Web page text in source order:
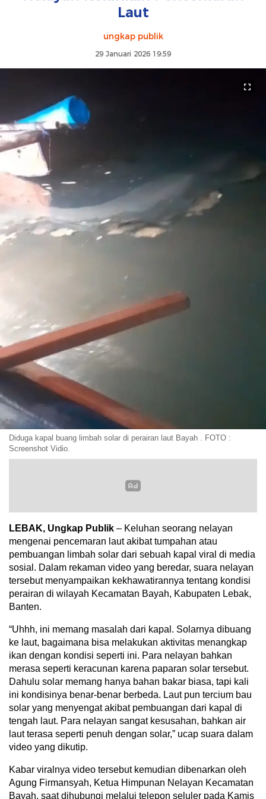
Laut
ungkap publik
29 Januari 2026 19:59
Diduga kapal buang limbah solar di perairan laut Bayah . FOTO :
Screenshot Vidio.
LEBAK, Ungkap Publik – Keluhan seorang nelayan
mengenai pencemaran laut akibat tumpahan atau
pembuangan limbah solar dari sebuah kapal viral di media
sosial. Dalam rekaman video yang beredar, suara nelayan
tersebut menyampaikan kekhawatirannya tentang kondisi
perairan di wilayah Kecamatan Bayah, Kabupaten Lebak,
Banten.
“Uhhh, ini memang masalah dari kapal. Solarnya dibuang
ke laut, bagaimana bisa melakukan aktivitas menangkap
ikan dengan kondisi seperti ini. Para nelayan bahkan
merasa seperti keracunan karena paparan solar tersebut.
Dahulu solar memang hanya bahan bakar biasa, tapi kali
ini kondisinya benar-benar berbeda. Laut pun tercium bau
solar yang menyengat akibat pembuangan dari kapal di
tengah laut. Para nelayan sangat kesusahan, bahkan air
laut terasa seperti penuh dengan solar,” ucap suara dalam
video yang dikutip.
Kabar viralnya video tersebut kemudian dibenarkan oleh
Agung Firmansyah, Ketua Himpunan Nelayan Kecamatan
Bayah, saat dihubungi melalui telepon seluler pada Kamis